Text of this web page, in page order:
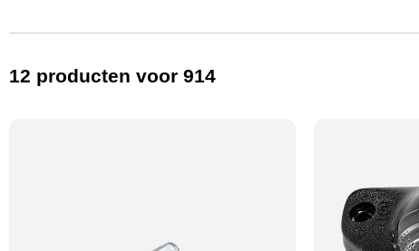
12 producten voor 914